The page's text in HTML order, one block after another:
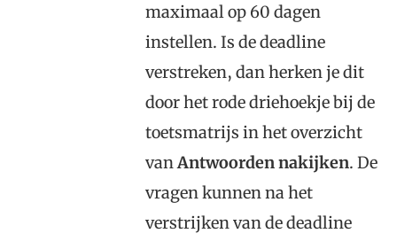
maximaal op 60 dagen
instellen. Is de deadline
verstreken, dan herken je dit
door het rode driehoekje bij de
toetsmatrijs in het overzicht
vanAntwoorden nakijken. De
vragen kunnen na het
verstrijken van de deadline